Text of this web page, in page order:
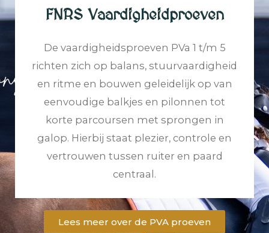
FNRS Vaardigheidproeven
De vaardigheidsproeven PVa 1 t/m 5
richten zich op balans, stuurvaardigheid
en ritme en bouwen geleidelijk op van
eenvoudige balkjes en pilonnen tot
korte parcoursen met sprongen in
galop. Hierbij staat plezier, controle en
vertrouwen tussen ruiter en paard
centraal.
Lees meer over de PVA proeven